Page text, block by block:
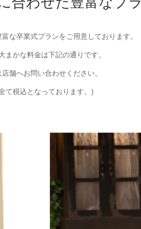
な卒業式プランをご用意しております。
まかな料金は下記の通りです。
舗へお問い合わせください。
て税込となっております。)